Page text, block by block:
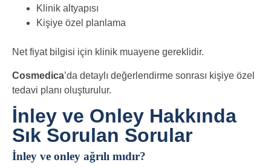
Klinik altyapısı
Kişiye özel planlama
Net fiyat bilgisi için klinik muayene gereklidir.
Cosmedica’da detaylı değerlendirme sonrası kişiye özel
tedavi planı oluşturulur.
İnley ve Onley Hakkında
Sık Sorulan Sorular
İnley ve onley ağrılı mıdır?